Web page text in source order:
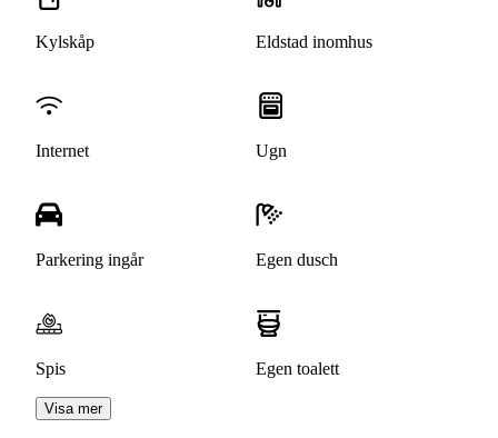
Kylskåp Eldstad inomhus
Internet Ugn
Parkering ingår Egen dusch
Spis Egen toalett
Visa mer